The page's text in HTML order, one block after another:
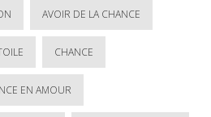
AVOIR DE LA CHANCE
CHANCE
EN AMOUR